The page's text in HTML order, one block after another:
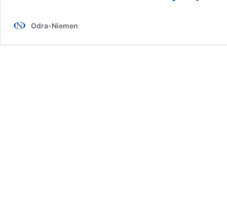
Odra-Niemen